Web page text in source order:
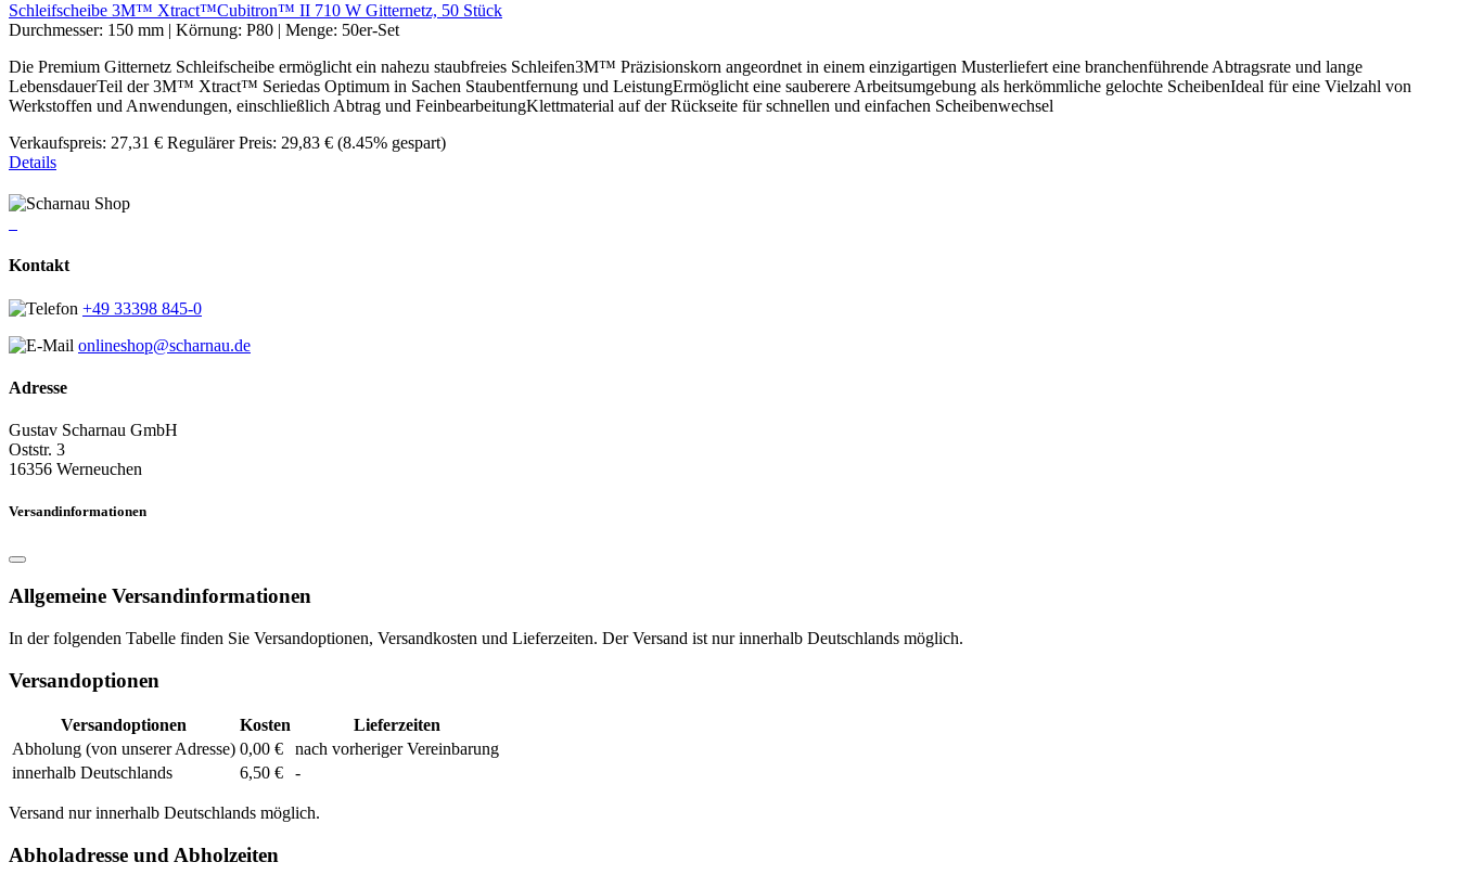
Schleifscheibe 3M™ Xtract™Cubitron™ II 710 W Gitternetz, 50 Stück
Durchmesser: 150 mm | Körnung: P80 | Menge: 50er-Set
Die Premium Gitternetz Schleifscheibe ermöglicht ein nahezu staubfreies Schleifen3M™ Präzisionskorn angeordnet in einem einzigartigen Musterliefert eine branchenführende Abtragsrate und lange
LebensdauerTeil der 3M™ Xtract™ Seriedas Optimum in Sachen Staubentfernung und LeistungErmöglicht eine sauberere Arbeitsumgebung als herkömmliche gelochte ScheibenIdeal für eine Vielzahl von
Werkstoffen und Anwendungen, einschließlich Abtrag und FeinbearbeitungKlettmaterial auf der Rückseite für schnellen und einfachen Scheibenwechsel
Verkaufspreis: 27,31 € Regulärer Preis: 29,83 € (8.45% gespart)
Details
Kontakt
+49 33398 845-0
onlineshop@scharnau.de
Adresse
Gustav Scharnau GmbH
Oststr. 3
16356 Werneuchen
Versandinformationen
Allgemeine Versandinformationen
In der folgenden Tabelle finden Sie Versandoptionen, Versandkosten und Lieferzeiten. Der Versand ist nur innerhalb Deutschlands möglich.
Versandoptionen
Versandoptionen Kosten
Lieferzeiten
Abholung (von unserer Adresse) 0,00 €
nach vorheriger Vereinbarung
innerhalb Deutschlands
6,50 € -
Versand nur innerhalb Deutschlands möglich.
Abholadresse und Abholzeiten